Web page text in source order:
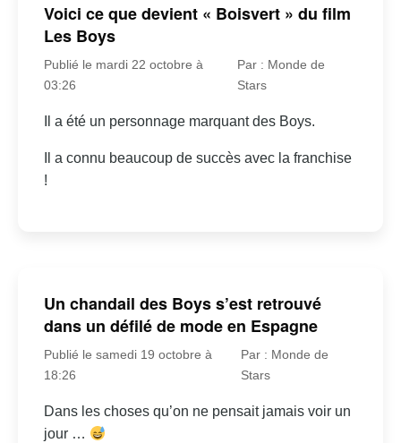
Voici ce que devient « Boisvert » du film
Les Boys
Publié le mardi 22 octobre à
03:26
Par : Monde de
Stars
Il a été un personnage marquant des Boys.
Il a connu beaucoup de succès avec la franchise
!
Un chandail des Boys s’est retrouvé
dans un défilé de mode en Espagne
Publié le samedi 19 octobre à
18:26
Par : Monde de
Stars
Dans les choses qu’on ne pensait jamais voir un
jour …